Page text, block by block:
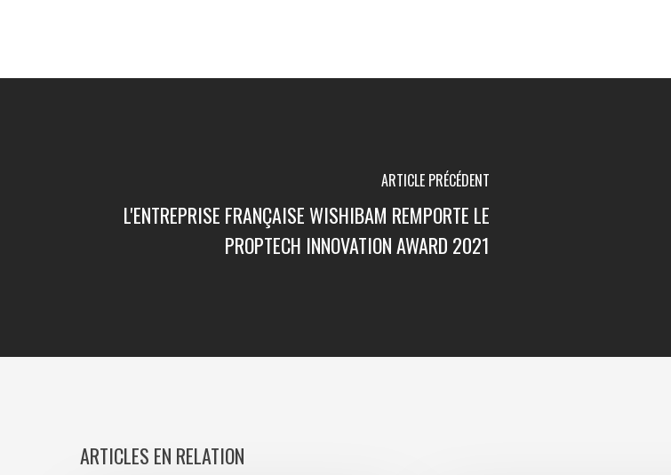
ARTICLE PRÉCÉDENT
L'ENTREPRISE FRANÇAISE WISHIBAM REMPORTE LE
PROPTECH INNOVATION AWARD 2021
ARTICLES EN RELATION